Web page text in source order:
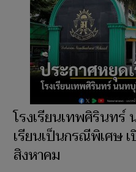
โรงเรียนเทพศิรินท
เรียนเป็นกรณีพิเศษ
สิงหาคม